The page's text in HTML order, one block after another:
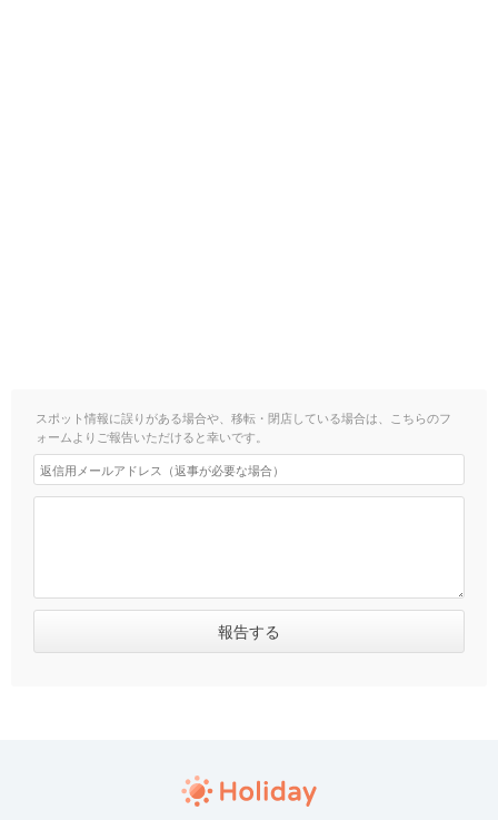
スポット情報に誤りがある場合や、移転・閉店している場合は、こちらのフ
ォームよりご報告いただけると幸いです。